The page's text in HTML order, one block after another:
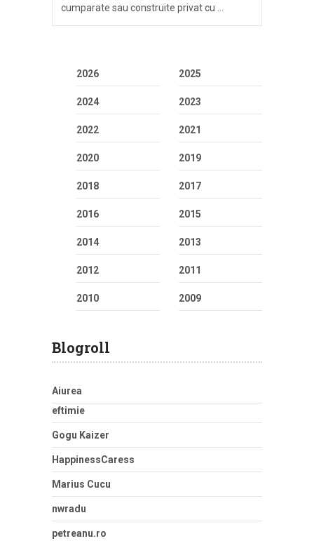
cumparate sau construite privat cu …
2026 2025
2024 2023
2022 2021
2020 2019
2018 2017
2016 2015
2014 2013
2012 2011
2010 2009
Blogroll
Aiurea
eftimie
Gogu Kaizer
HappinessCaress
Marius Cucu
nwradu
petreanu.ro